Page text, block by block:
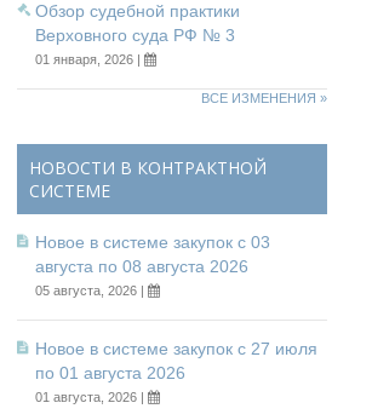
Обзор судебной практики
Верховного суда РФ № 3
01 января, 2026 |
ВСЕ ИЗМЕНЕНИЯ »
НОВОСТИ В КОНТРАКТНОЙ
СИСТЕМЕ
Новое в системе закупок с 03
августа по 08 августа 2026
05 августа, 2026 |
Новое в системе закупок с 27 июля
по 01 августа 2026
01 августа, 2026 |